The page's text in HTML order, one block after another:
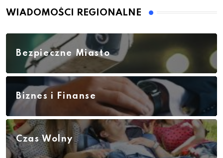
WIADOMOŚCI REGIONALNE
Bezpieczne Miasto
Biznes i Finanse
Czas Wolny